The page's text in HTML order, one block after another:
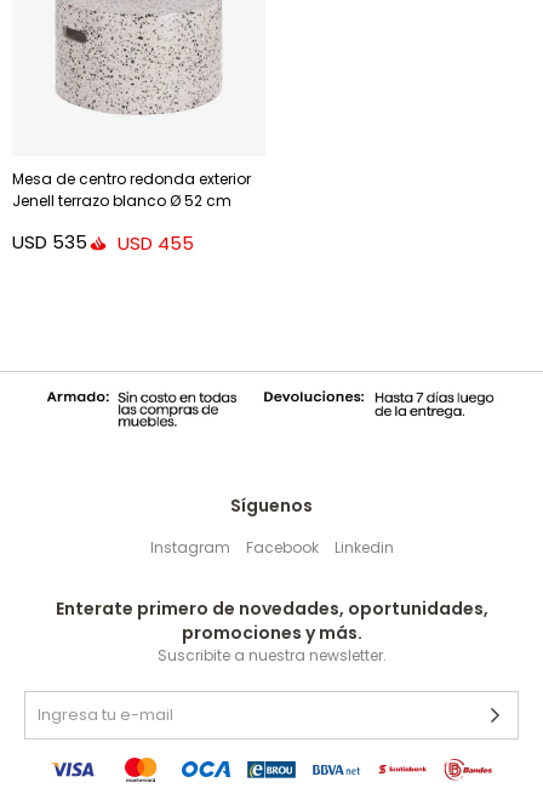
Mesa de centro redonda exterior
Jenell terrazo blanco Ø 52 cm
USD 535 USD 455
Síguenos
Instagram Facebook Linkedin
Enterate primero de novedades, oportunidades,
promociones y más.
Suscribite a nuestra newsletter.